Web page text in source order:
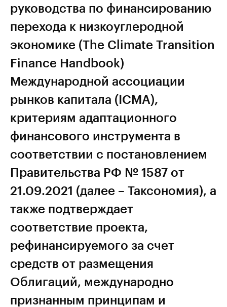
руководства по финансированию
перехода к низкоуглеродной
экономике (The Climate Transition
Finance Handbook)
Международной ассоциации
рынков капитала (ICMA),
критериям адаптационного
финансового инструмента в
соответствии с постановлением
Правительства РФ № 1587 от
21.09.2021 (далее – Таксономия), а
также подтверждает
соответствие проекта,
рефинансируемого за счет
средств от размещения
Облигаций, международно
признанным принципам и